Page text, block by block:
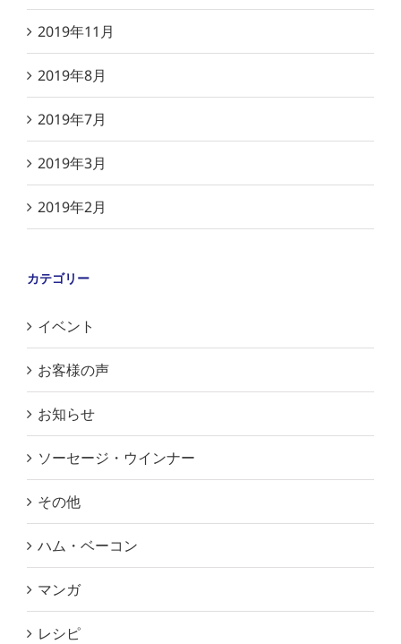
2019年11月
2019年8月
2019年7月
2019年3月
2019年2月
カテゴリー
イベント
お客様の声
お知らせ
ソーセージ・ウインナー
その他
ハム・ベーコン
マンガ
レシピ